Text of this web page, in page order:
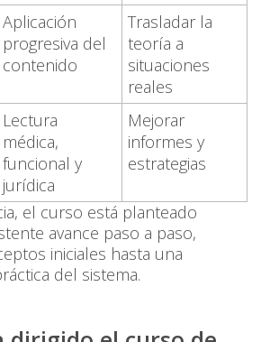
Aplicación
progresiva del
contenido
Trasladar la
teoría a
situaciones
reales
Lectura
médica,
funcional y
jurídica
Mejorar
informes y
estrategias
el curso está planteado
avance paso a paso,
iniciales hasta una
del sistema.